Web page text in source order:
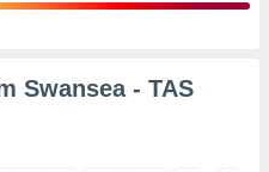
Swansea - TAS